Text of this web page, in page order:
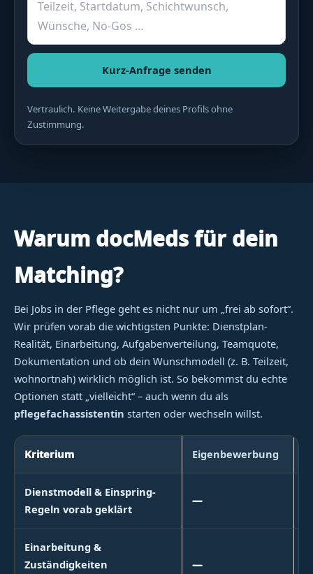
Kurz-Anfrage senden
Vertraulich. Keine Weitergabe deines Profils ohne
Zustimmung.
Warum docMeds für dein
Matching?
Bei Jobs in der Pflege geht es nicht nur um „frei ab sofort“.
Wir prüfen vorab die wichtigsten Punkte: Dienstplan-
Realität, Einarbeitung, Aufgabenverteilung, Teamquote,
Dokumentation und ob dein Wunschmodell (z. B. Teilzeit,
wohnortnah) wirklich möglich ist. So bekommst du echte
Optionen statt „vielleicht“ – auch wenn du als
pflegefachassistentin starten oder wechseln willst.
Kriterium Eigenbewerbung
Dienstmodell & Einspring-
Regeln vorab geklärt
—
Einarbeitung &
Zuständigkeiten
—